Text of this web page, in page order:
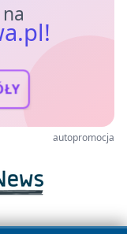
autopromocja